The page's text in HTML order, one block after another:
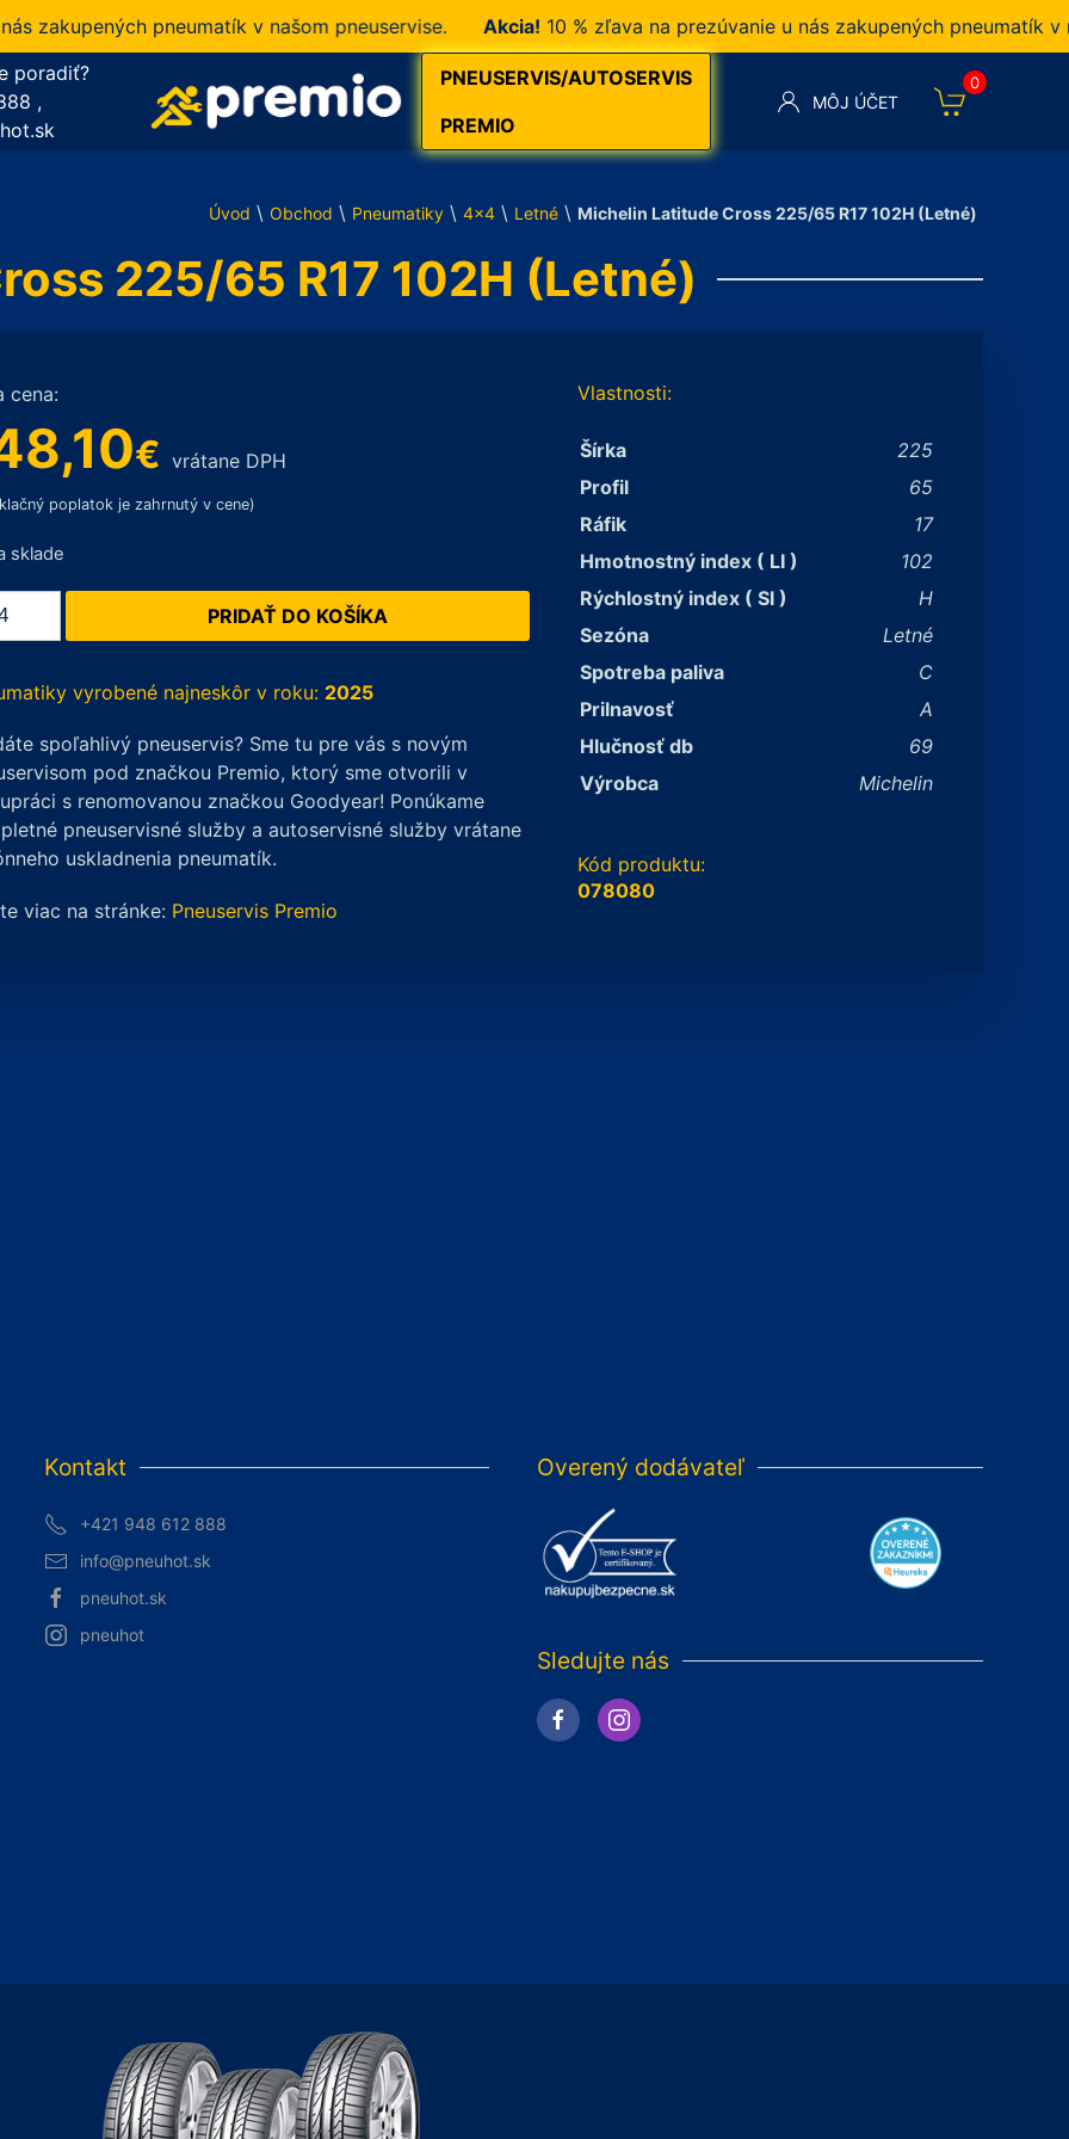
pneumatík v našom pneuservise. Akcia!10 % zľava na prezúvanie u nás zakupených pneumatík v
poradiť?
,
PNEUSERVIS/AUTOSERVIS
PREMIO
MÔJ ÚČET
0
Úvod \ Obchod \ Pneumatiky \ 4x4 \ Letné \ Michelin Latitude Cross 225/65 R17 102H (Letné)
225/65 R17 102H (Letné)
cena:
€ vrátane DPH
poplatok je zahrnutý v cene)
sklade
PRIDAŤ DO KOŠÍKA
vyrobené najneskôr v roku: 2025
spoľahlivý pneuservis? Sme tu pre vás s novým
pod značkou Premio, ktorý sme otvorili v
s renomovanou značkou Goodyear! Ponúkame
pneuservisné služby a autoservisné služby vrátane
uskladnenia pneumatík.
viac na stránke: Pneuservis Premio
Vlastnosti:
Šírka
225
Profil
65
Ráfik
17
Hmotnostný index ( LI )
102
Rýchlostný index ( SI )
H
Sezóna
Letné
Spotreba paliva
C
Prilnavosť
A
Hlučnosť db
69
Výrobca
Michelin
Kód produktu:
078080
Kontakt
+421 948 612 888
info@pneuhot.sk
pneuhot.sk
pneuhot
Overený dodávateľ
Sledujte nás